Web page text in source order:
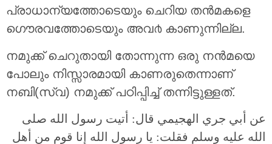
പ്രാധാന്യത്തോടെയും ചെറിയ തന്‍മകളെ
ഗൌരവത്തോടെയും അവ൪ കാണുന്നില്ല.
നമുക്ക് ചെറുതായി തോന്നുന്ന ഒരു നന്‍മയെ
പോലും നിസ്സാരമായി കാണരുതെന്നാണ്
നബി(സ്വ) നമുക്ക് പഠിപ്പിച്ച് തന്നിട്ടുള്ളത്.
عن أبي جري الهجيمي قال: أتيت رسول الله صلى
الله عليه وسلم فقلت: يا رسول الله إنا قوم من أهل